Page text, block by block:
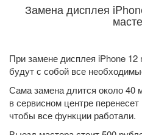
Замена дисплея
При замене дисплея iPhone
будут с собой все
Сама замена длится около 40
в сервисном центре
чтобы все функции работали.